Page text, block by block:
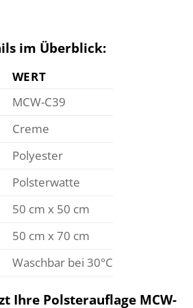
im Überblick:
WERT
MCW-C39
Creme
Polyester
Polsterwatte
50 cm x 50 cm
50 cm x 70 cm
Waschbar bei 30°C
Ihre Polsterauflage MCW-